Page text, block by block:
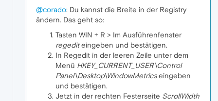
@corado: Du kannst die Breite in der Registry
ändern. Das geht so:
Tasten WIN + R > Im Ausführenfenster
regediteingeben und bestätigen.
In Regedit in der leeren Zeile unter dem
Menü HKEY_CURRENT_USER\Control
Panel\Desktop\WindowMetricseingeben
und bestätigen.
Jetzt in der rechten Festerseite ScrollWidth